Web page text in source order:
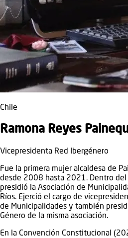
Chile
Ramona Reyes
Vicepresidenta Red Ibergénero
Fue la primera mujer alcaldesa de
desde 2008 hasta 2021. Dentro del
presidió la Asociación de
Ríos. Ejerció el cargo de
de Municipalidades y también
Género de la misma asociación.
En la Convención Constitucional